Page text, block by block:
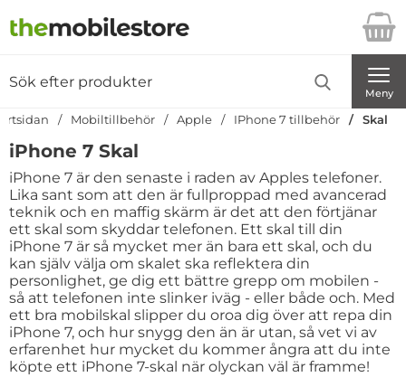
Startsidan för Danira Telecom AB
Meny
Mobiltillbehör Apple IPhone 7 tillbehör Skal
iPhone 7 Skal
iPhone 7 är den senaste i raden av Apples telefoner.
Lika sant som att den är fullproppad med avancerad
teknik och en maffig skärm är det att den förtjänar
ett skal som skyddar telefonen. Ett skal till din
iPhone 7 är så mycket mer än bara ett skal, och du
kan själv välja om skalet ska reflektera din
personlighet, ge dig ett bättre grepp om mobilen -
så att telefonen inte slinker iväg - eller både och. Med
ett bra mobilskal slipper du oroa dig över att repa din
iPhone 7, och hur snygg den än är utan, så vet vi av
erfarenhet hur mycket du kommer ångra att du inte
köpte ett iPhone 7-skal när olyckan väl är framme!